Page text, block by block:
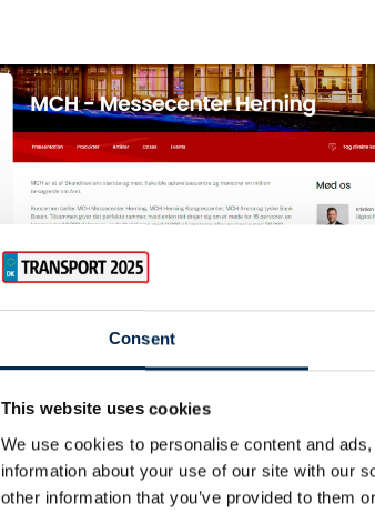
Consent
This website uses cookies
We use cookies to personalise content and
information about your use of our site with our
other information that you’ve provided to them